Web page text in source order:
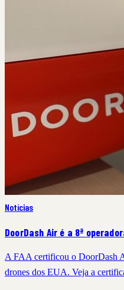
Notícias
DoorDash Air é a 8ª
A FAA certificou o DoorDash
drones dos EUA. Veja a